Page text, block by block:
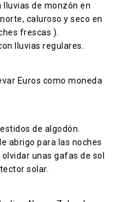
de monzón en
caluroso y seco en
frescas ).
lluvias regulares.
Euros como moneda
de algodón.
abrigo para las noches
unas gafas de sol
solar.